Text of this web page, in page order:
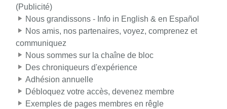
(Publicité)
Nous grandissons - Info in English & en Español
Nos amis, nos partenaires, voyez, comprenez et
communiquez
Nous sommes sur la chaîne de bloc
Des chroniqueurs d'expérience
Adhésion annuelle
Débloquez votre accès, devenez membre
Exemples de pages membres en rêgle